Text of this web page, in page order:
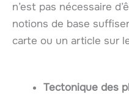
n’est pas nécessaire
notions de base
carte ou un article sur
Tectonique des